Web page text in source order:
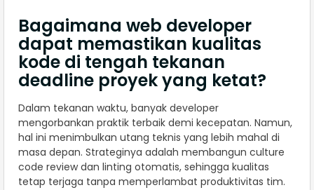
Bagaimana web developer
dapat memastikan kualitas
kode di tengah tekanan
deadline proyek yang ketat?
Dalam tekanan waktu, banyak developer
mengorbankan praktik terbaik demi kecepatan. Namun,
hal ini menimbulkan utang teknis yang lebih mahal di
masa depan. Strateginya adalah membangun culture
code review dan linting otomatis, sehingga kualitas
tetap terjaga tanpa memperlambat produktivitas tim.